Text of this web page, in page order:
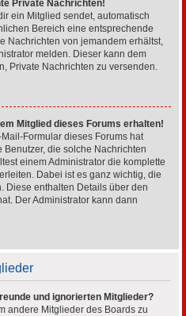
Private Nachrichten!
ein Mitglied sendet, automatisch
Bereich eine entsprechende
Nachrichten von jemandem erhältst,
melden. Dieser kann dem
Private Nachrichten zu versenden.
Mitglied dieses Forums erhalten!
Formular dieses Forums hat
die solche Nachrichten
einem Administrator die komplette
Dabei ist es ganz wichtig, die
Diese enthalten Details über den
Der Administrator kann dann
und ignorierten Mitglieder?
andere Mitglieder des Boards zu